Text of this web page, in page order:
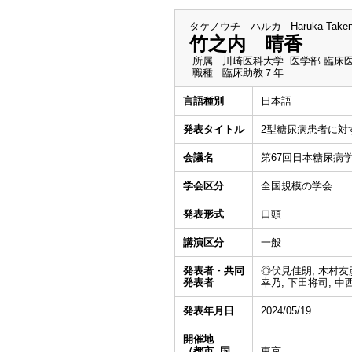
タケノウチ ハルカ Haruka
竹之内 晴香
所属
川崎医科大学 医学部 臨床
職種
臨床助教７年
言語種別 日本語
発表タイトル 2型糖尿病患者に対
会議名 第67回日本糖尿病
学会区分 全国規模の学会
発表形式 口頭
講演区分 一般
発表者・共同
発表者
◎伏見佳朗, 木村友
幸乃, 下田将司, 中
発表年月日 2024/05/19
開催地